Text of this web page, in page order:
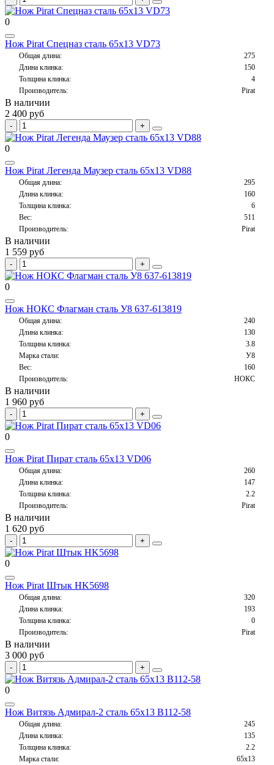
0
Нож Pirat Спецназ сталь 65х13 VD73
Общая длина:
275
Длина клинка:
150
Толщина клинка:
4
Производитель:
Pirat
В наличии
2 400 руб
0
Нож Pirat Легенда Маузер сталь 65х13 VD88
Общая длина:
295
Длина клинка:
160
Толщина клинка:
6
Вес:
511
Производитель:
Pirat
В наличии
1 559 руб
0
Нож НОКС Флагман сталь У8 637-613819
Общая длина:
240
Длина клинка:
130
Толщина клинка:
3.8
Марка стали:
У8
Вес:
160
Производитель:
НОКС
В наличии
1 960 руб
0
Нож Pirat Пират сталь 65х13 VD06
Общая длина:
260
Длина клинка:
147
Толщина клинка:
2.2
Производитель:
Pirat
В наличии
1 620 руб
0
Нож Pirat Штык HK5698
Общая длина:
320
Длина клинка:
193
Толщина клинка:
0
Производитель:
Pirat
В наличии
3 000 руб
0
Нож Витязь Адмирал-2 сталь 65х13 B112-58
Общая длина:
245
Длина клинка:
135
Толщина клинка:
2.2
Марка стали:
65х13